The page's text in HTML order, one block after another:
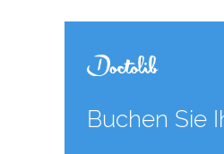
Buchen Sie